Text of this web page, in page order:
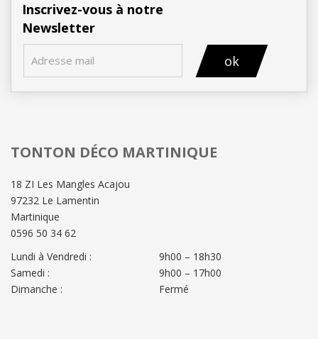
Inscrivez-vous à notre
Newsletter
ok
TONTON DÉCO MARTINIQUE
18 ZI Les Mangles Acajou
97232 Le Lamentin
Martinique
0596 50 34 62
Lundi à Vendredi :
Samedi :
Dimanche :
9h00 – 18h30
9h00 – 17h00
Fermé